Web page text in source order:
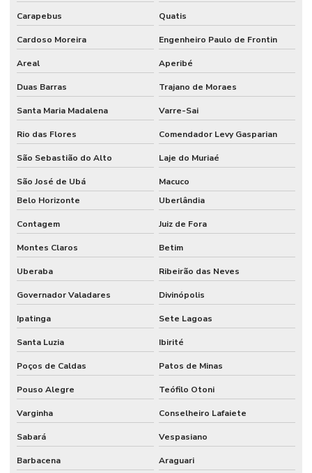
Carapebus Quatis
Cardoso Moreira Engenheiro Paulo de Frontin
Areal Aperibé
Duas Barras Trajano de Moraes
Santa Maria Madalena Varre-Sai
Rio das Flores Comendador Levy Gasparian
São Sebastião do Alto Laje do Muriaé
São José de Ubá
Macuco
Belo Horizonte
Uberlândia
Contagem Juiz de Fora
Montes Claros Betim
Uberaba Ribeirão das Neves
Governador Valadares Divinópolis
Ipatinga Sete Lagoas
Santa Luzia Ibirité
Poços de Caldas Patos de Minas
Pouso Alegre Teófilo Otoni
Varginha Conselheiro Lafaiete
Sabará Vespasiano
Barbacena Araguari